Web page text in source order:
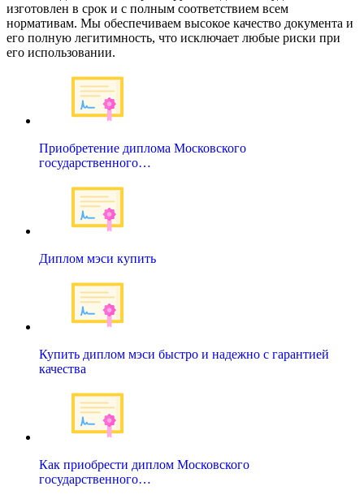
изготовлен в срок и с полным соответствием всем
нормативам. Мы обеспечиваем высокое качество документа и
его полную легитимность, что исключает любые риски при
его использовании.
Приобретение диплома Московского
государственного…
Диплом мэси купить
Купить диплом мэси быстро и надежно с гарантией
качества
Как приобрести диплом Московского
государственного…